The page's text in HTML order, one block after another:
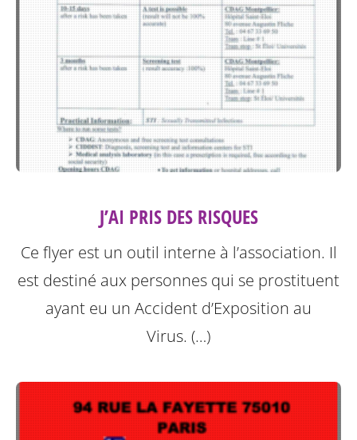
J’AI PRIS DES RISQUES
Ce flyer est un outil interne à l’association. Il
est destiné aux personnes qui se prostituent
ayant eu un Accident d’Exposition au
Virus. (…)